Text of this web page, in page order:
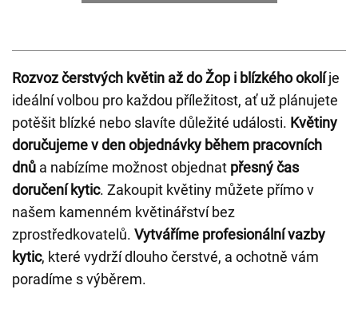
Rozvoz čerstvých květin až do Žop i blízkého okolíje
ideální volbou pro každou příležitost, ať už plánujete
potěšit blízké nebo slavíte důležité události. Květiny
doručujeme v den objednávky během pracovních
dnů a nabízíme možnost objednat přesný čas
doručení kytic. Zakoupit květiny můžete přímo v
našem kamenném květinářství bez
zprostředkovatelů. Vytváříme profesionální vazby
kytic, které vydrží dlouho čerstvé, a ochotně vám
poradíme s výběrem.